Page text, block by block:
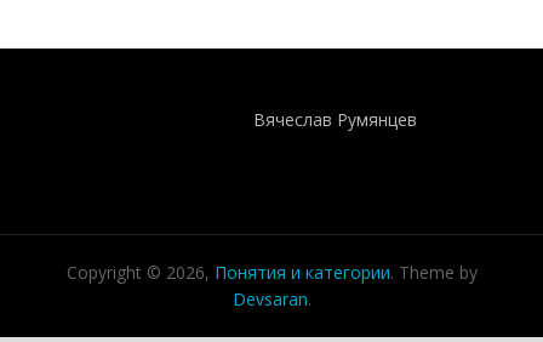
Вячеслав Румянцев
Copyright © 2026, Понятия и категории. Theme by
Devsaran.